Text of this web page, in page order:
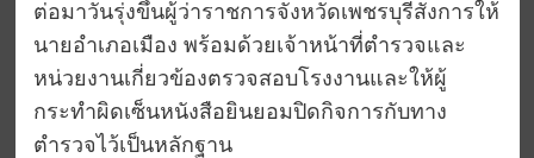
ต่อมาวันรุ่งขึ้นผู้ว่าราชการจังหวัดเพชรบุรีสั่งการให้
นายอำเภอเมือง พร้อมด้วยเจ้าหน้าที่ตำรวจและ
หน่วยงานเกี่ยวข้องตรวจสอบโรงงานและให้ผู้
กระทำผิดเซ็นหนังสือยินยอมปิดกิจการกับทาง
ตำรวจไว้เป็นหลักฐาน